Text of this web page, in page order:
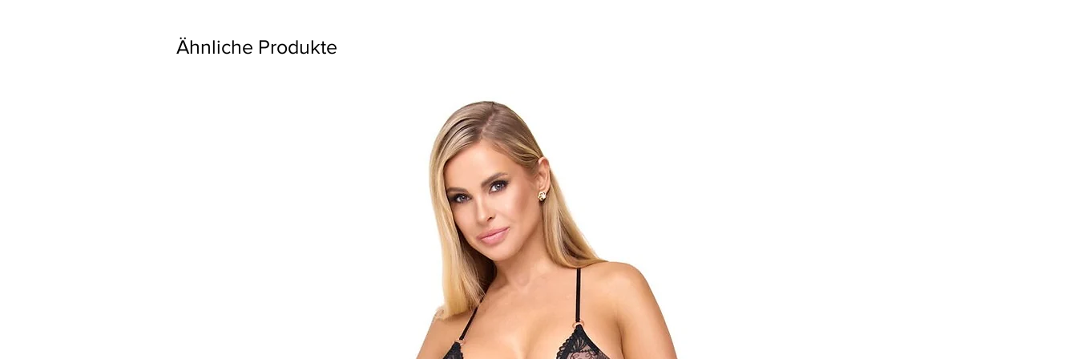
Ähnliche Produkte